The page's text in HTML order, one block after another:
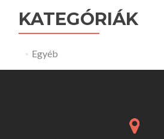
KATEGÓRIÁK
Egyéb